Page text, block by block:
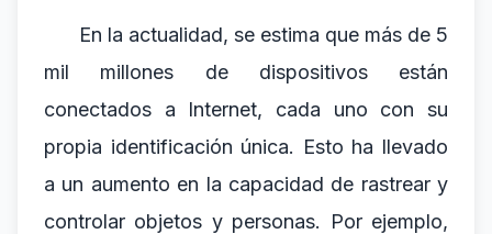
En la actualidad, se estima que más de 5
mil millones de dispositivos están
conectados a Internet, cada uno con su
propia identificación única. Esto ha llevado
a un aumento en la capacidad de rastrear y
controlar objetos y personas. Por ejemplo,